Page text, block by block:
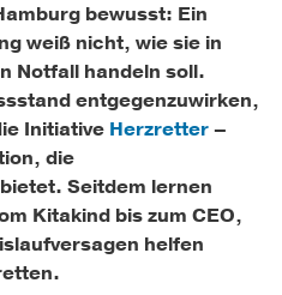
bewusst: Ein
weiß nicht, wie sie in
Notfall handeln soll.
entgegenzuwirken,
Initiative Herzretter–
, die
. Seitdem lernen
Kitakind bis zum CEO,
helfen